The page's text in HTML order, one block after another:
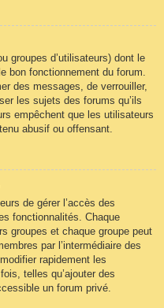
groupes d’utilisateurs) dont le
bon fonctionnement du forum.
des messages, de verrouiller,
les sujets des forums qu’ils
empêchent que les utilisateurs
abusif ou offensant.
de gérer l’accès des
fonctionnalités. Chaque
groupes et chaque groupe peut
par l’intermédiaire des
rapidement les
telles qu’ajouter des
un forum privé.